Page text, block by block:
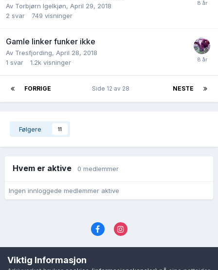
Av Torbjørn Igelkjøn, April 29, 2018
2 svar 749 visninger
Gamle linker funker ikke
Av Tresfjording, April 28, 2018
1 svar 1.2k visninger
FORRIGE NESTE
Side 12 av 28
Følgere 11
Hvem er aktive 0 medlemmer
Ingen innloggede medlemmer aktive
Cookies (informasjonskapsler)
Viktig Informasjon